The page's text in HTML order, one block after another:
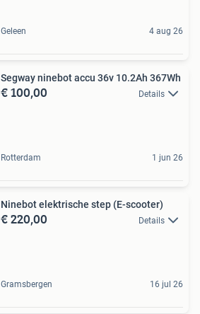
Geleen 4 aug 26
Segway ninebot accu 36v 10.2Ah 367Wh
€ 100,00 Details
Rotterdam 1 jun 26
Ninebot elektrische step (E-scooter)
€ 220,00 Details
Gramsbergen 16 jul 26